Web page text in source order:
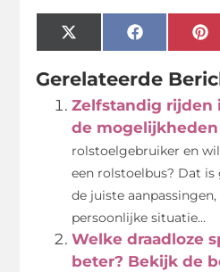
X
(Twitter)
Facebook
Gerelateerde
Zelfstandig rijden
de mogelijkheden
rolstoelgebruiker en
een rolstoelbus? Dat
de juiste
persoonlijke situatie...
Welke draadloze
beter? Bekijk de